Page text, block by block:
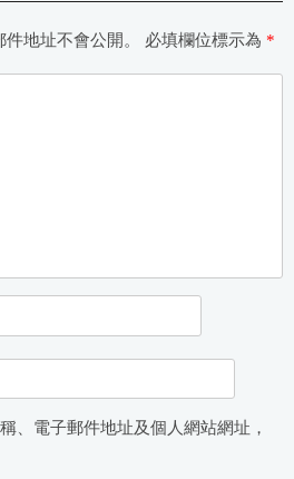
地址不會公開。 必填欄位標示為 *
、電子郵件地址及個人網站網址，